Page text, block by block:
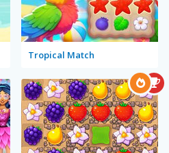
Tropical Match